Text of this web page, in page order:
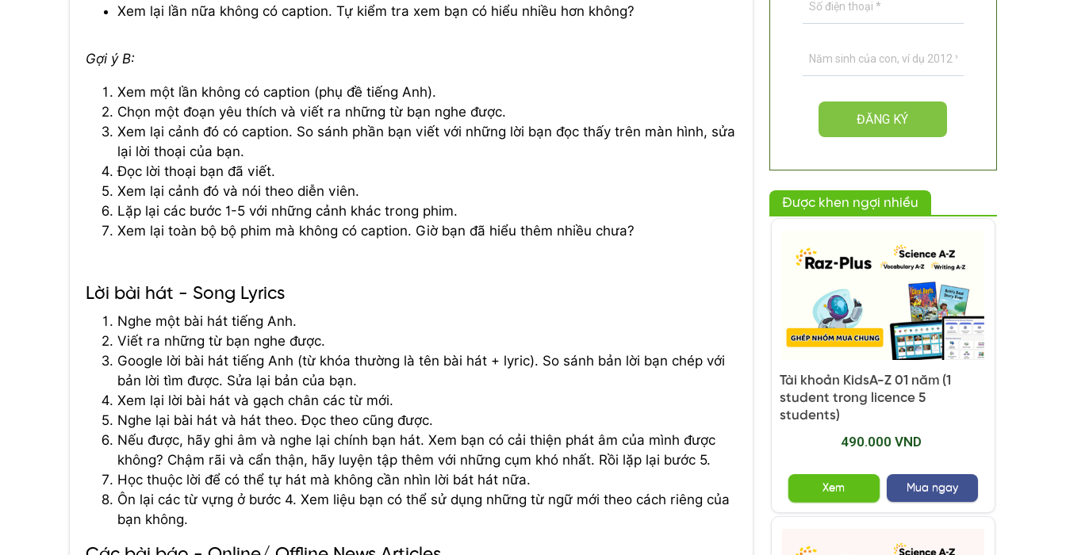
Xem lại lần nữa không có caption. Tự kiểm tra xem bạn có hiểu nhiều hơn không?
Gợi ý B:
Xem một lần không có caption (phụ đề tiếng Anh).
Chọn một đoạn yêu thích và viết ra những từ bạn nghe được.
Xem lại cảnh đó có caption. So sánh phần bạn viết với những lời bạn đọc thấy trên màn hình, sửa
lại lời thoại của bạn.
Đọc lời thoại bạn đã viết.
Xem lại cảnh đó và nói theo diễn viên.
Lặp lại các bước 1-5 với những cảnh khác trong phim.
Xem lại toàn bộ bộ phim mà không có caption. Giờ bạn đã hiểu thêm nhiều chưa?
Lời bài hát - Song Lyrics
Nghe một bài hát tiếng Anh.
Viết ra những từ bạn nghe được.
Google lời bài hát tiếng Anh (từ khóa thường là tên bài hát + lyric). So sánh bản lời bạn chép với
bản lời tìm được. Sửa lại bản của bạn.
Xem lại lời bài hát và gạch chân các từ mới.
Nghe lại bài hát và hát theo. Đọc theo cũng được.
Nếu được, hãy ghi âm và nghe lại chính bạn hát. Xem bạn có cải thiện phát âm của mình được
không? Chậm rãi và cẩn thận, hãy luyện tập thêm với những cụm khó nhất. Rồi lặp lại bước 5.
Học thuộc lời để có thể tự hát mà không cần nhìn lời bát hát nữa.
Ôn lại các từ vựng ở bước 4. Xem liệu bạn có thể sử dụng những từ ngữ mới theo cách riêng của
bạn không.
Được khen ngợi nhiều
Tài khoản KidsA-Z 01 năm (1
student trong licence 5
students)
490.000 VND
Xem Mua ngay